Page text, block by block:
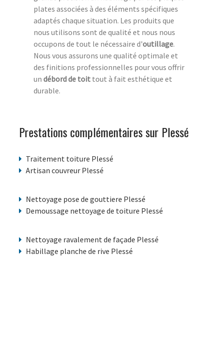
plates associées à des éléments spécifiques
adaptés chaque situation. Les produits que
nous utilisons sont de qualité et nous nous
occupons de tout le nécessaire d'outillage.
Nous vous assurons une qualité optimale et
des finitions professionnelles pour vous offrir
un débord de toit tout à fait esthétique et
durable.
Prestations complémentaires sur Plessé
Traitement toiture Plessé
Artisan couvreur Plessé
Nettoyage pose de gouttiere Plessé
Demoussage nettoyage de toiture Plessé
Nettoyage ravalement de façade Plessé
Habillage planche de rive Plessé